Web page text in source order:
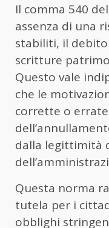
Il comma 540
assenza di una
stabiliti, il
scritture
Questo vale
che le
corrette o
dalla legittimità
Questa norma
tutela per i
obblighi